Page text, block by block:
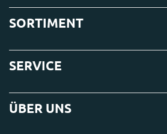
SORTIMENT
SERVICE
ÜBER UNS